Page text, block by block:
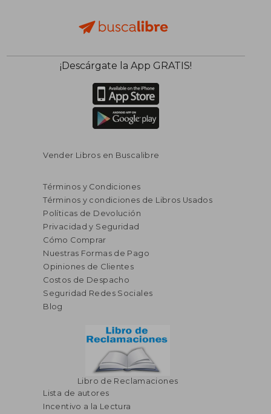
¡Descárgate la App GRATIS!
Vender Libros en Buscalibre
Términos y Condiciones
Términos y condiciones de Libros Usados
Políticas de Devolución
Privacidad y Seguridad
Cómo Comprar
Nuestras Formas de Pago
Opiniones de Clientes
Costos de Despacho
Seguridad Redes Sociales
Blog
Libro de Reclamaciones
Lista de autores
Incentivo a la Lectura